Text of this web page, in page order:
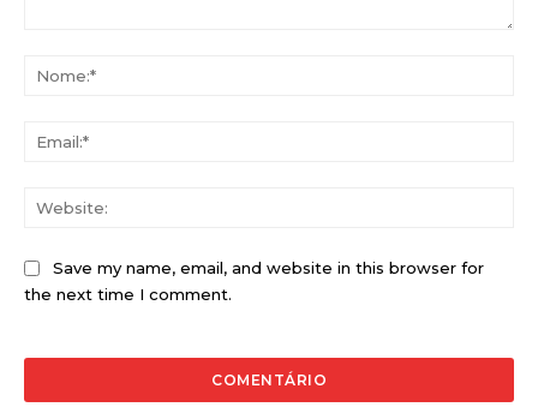
Save my name, email, and website in this browser for
the next time I comment.